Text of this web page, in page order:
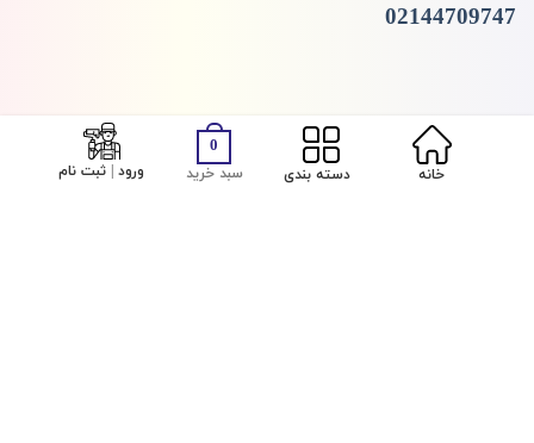
خانه دسته بندی
0
سبد خرید ورود | ثبت نام
02144709747